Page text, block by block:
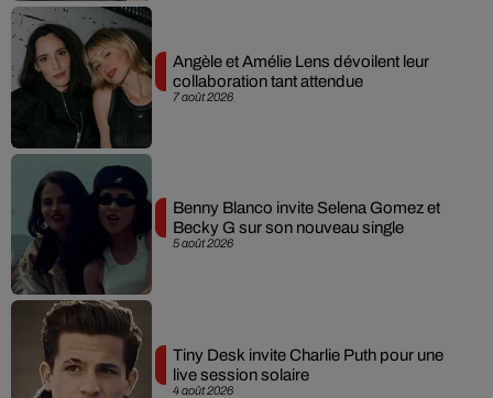
7 août 2026
Angèle et Amélie Lens dévoilent leur
collaboration tant attendue
5 août 2026
Benny Blanco invite Selena Gomez et
Becky G sur son nouveau single
4 août 2026
Tiny Desk invite Charlie Puth pour une
live session solaire